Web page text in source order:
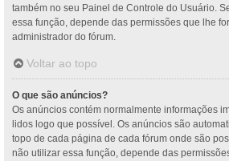
também no seu Painel de Controle do Usuário.
essa função, depende das permissões que lhe
administrador do fórum.
Voltar ao topo
O que são anúncios?
Os anúncios contém normalmente informações
lidos logo que possível. Os anúncios são
topo de cada página de cada fórum onde são
não utilizar essa função, depende das